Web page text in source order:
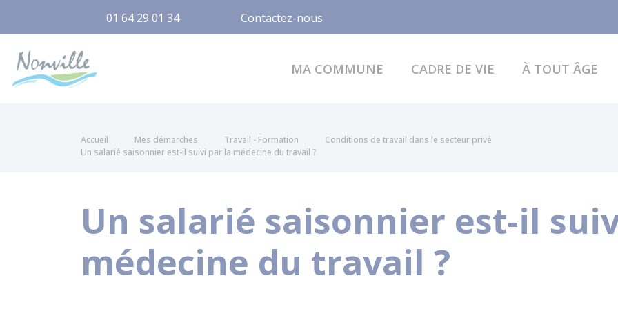
01 64 29 01 34 Contactez-nous
MA COMMUNE CADRE DE VIE À TOUT ÂGE
Accueil Mes démarches Travail - Formation
Conditions de travail dans le secteur privé
Un salarié saisonnier est-il suivi par la médecine du travail ?
Un salarié saisonnier est-il
médecine du travail ?